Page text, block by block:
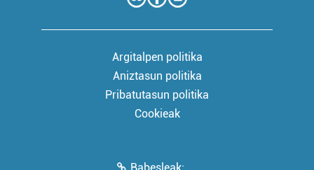
Argitalpen politika
Aniztasun politika
Pribatutasun politika
Cookieak